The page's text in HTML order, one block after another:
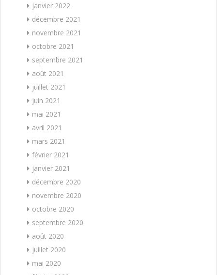
janvier 2022
décembre 2021
novembre 2021
octobre 2021
septembre 2021
août 2021
juillet 2021
juin 2021
mai 2021
avril 2021
mars 2021
février 2021
janvier 2021
décembre 2020
novembre 2020
octobre 2020
septembre 2020
août 2020
juillet 2020
mai 2020